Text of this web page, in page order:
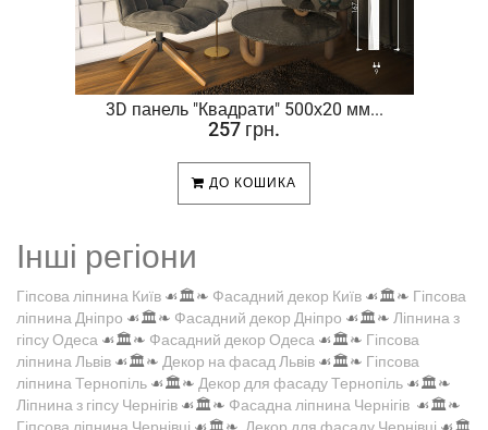
3D панель "Квадрати" 500х20 мм...
257 грн.
ДО КОШИКА
Інші регіони
Гіпсова ліпнина Київ ☙🏛️❧ Фасадний декор Київ ☙🏛️❧ Гіпсова
ліпнина Дніпро ☙🏛️❧ Фасадний декор Дніпро ☙🏛️❧ Ліпнина з
гіпсу Одеса ☙🏛️❧ Фасадний декор Одеса ☙🏛️❧ Гіпсова
ліпнина Львів ☙🏛️❧ Декор на фасад Львів ☙🏛️❧ Гіпсова
ліпнина Тернопіль ☙🏛️❧ Декор для фасаду Тернопіль ☙🏛️❧
Ліпнина з гіпсу Чернігів ☙🏛️❧ Фасадна ліпнина Чернігів ☙🏛️❧
Гіпсова ліпнина Чернівці ☙🏛️❧ Декор для фасаду Чернівці ☙🏛️